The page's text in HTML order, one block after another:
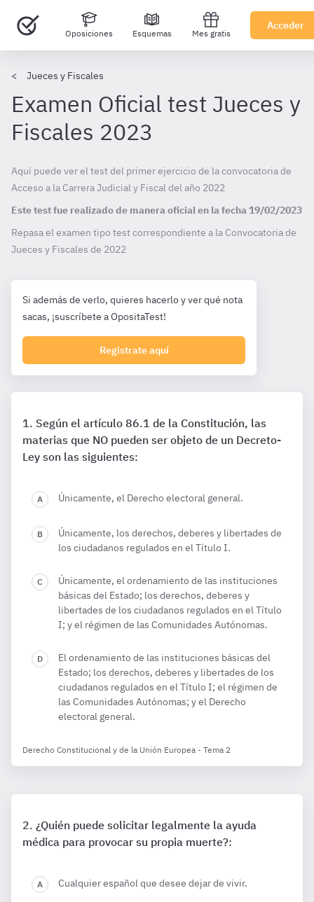
Oposiciones Esquemas Mes gratis
Acceder
Jueces y Fiscales
Examen Oficial test Jueces y
Fiscales 2023
Aquí puede ver el test del primer ejercicio de la convocatoria de
Acceso a la Carrera Judicial y Fiscal del año 2022
Este test fue realizado de manera oficial en la fecha 19/02/2023
Repasa el examen tipo test correspondiente a la Convocatoria de
Jueces y Fiscales de 2022
Si además de verlo, quieres hacerlo y ver qué nota
sacas, ¡suscríbete a OpositaTest!
Registrate aquí
Según el artículo 86.1 de la Constitución, las
materias que NO pueden ser objeto de un Decreto-
Ley son las siguientes:
Únicamente, el Derecho electoral general.
Únicamente, los derechos, deberes y libertades de
los ciudadanos regulados en el Título I.
Únicamente, el ordenamiento de las instituciones
básicas del Estado; los derechos, deberes y
libertades de los ciudadanos regulados en el Título
I; y el régimen de las Comunidades Autónomas.
El ordenamiento de las instituciones básicas del
Estado; los derechos, deberes y libertades de los
ciudadanos regulados en el Título I; el régimen de
las Comunidades Autónomas; y el Derecho
electoral general.
Derecho Constitucional y de la Unión Europea - Tema 2
¿Quién puede solicitar legalmente la ayuda
médica para provocar su propia muerte?:
Cualquier español que desee dejar de vivir.